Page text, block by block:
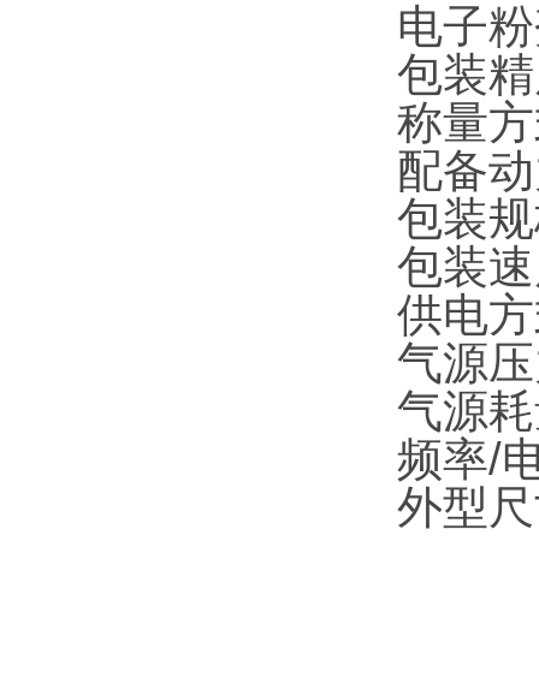
电子
包装
称量
配备
包装
包装
供电
气源
气源
频率/
外型